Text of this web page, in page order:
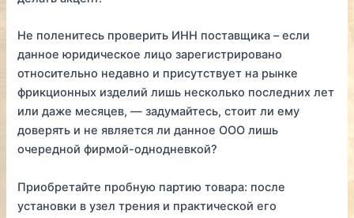
Не поленитесь проверить ИНН поставщика – если
данное юридическое лицо зарегистрировано
относительно недавно и присутствует на рынке
фрикционных изделий лишь несколько последних лет
или даже месяцев, — задумайтесь, стоит ли ему
доверять и не является ли данное ООО лишь
очередной фирмой-однодневкой?
Приобретайте пробную партию товара: после
установки в узел трения и практической его